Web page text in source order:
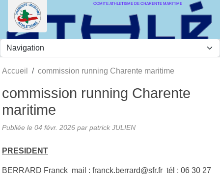
COMITE ATHLETISME DE CHARENTE MARITIME
Accueil commission running Charente maritime
commission running Charente
maritime
Publiée le 04 févr. 2026 par patrick JULIEN
PRESIDENT
BERRARD Franck mail : franck.berrard@sfr.fr tél : 06 30 27
Panneau de gestion des cookies